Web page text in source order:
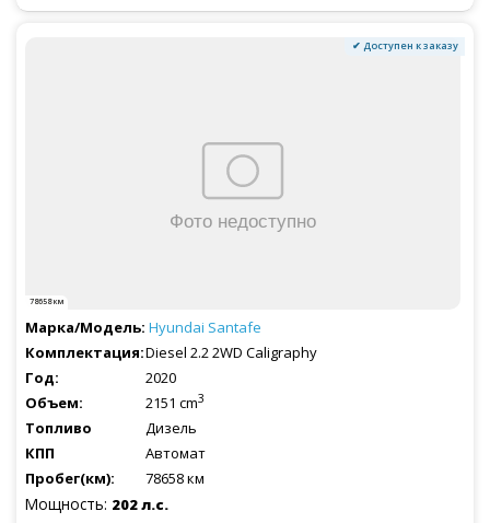
✔ Доступен к заказу
78658 км
Hyundai Santafe
Diesel 2.2 2WD Caligraphy
2020
2151 cm3
Дизель
Автомат
78658 км
Мощность: 202 л.с.